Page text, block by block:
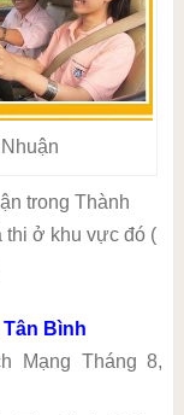
trong Thành
thi ở khu vực đó (
Tân Bình
Mạng Tháng 8,